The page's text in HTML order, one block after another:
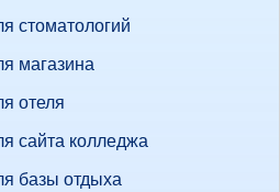
стоматологий
магазина
отеля
сайта колледжа
базы отдыха